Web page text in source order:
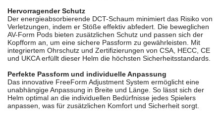
Hervorragender Schutz
Der energieabsorbierende DCT-Schaum minimiert das Risiko von
Verletzungen, indem er Stöße effektiv abfedert. Die beweglichen
AV-Form Pods bieten zusätzlichen Schutz und passen sich der
Kopfform an, um eine sichere Passform zu gewährleisten. Mit
integriertem Ohrschutz und Zertifizierungen von CSA, HECC, CE
und UKCA erfüllt dieser Helm die höchsten Sicherheitsstandards.
Perfekte Passform und individuelle Anpassung
Das innovative FreeForm Adjustment System ermöglicht eine
unabhängige Anpassung in Breite und Länge. So lässt sich der
Helm optimal an die individuellen Bedürfnisse jedes Spielers
anpassen, was für zusätzlichen Komfort und Sicherheit sorgt.